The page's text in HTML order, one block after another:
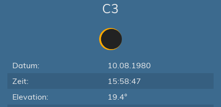
C3
Datum:
10.08.1980
Zeit:
15:58:47
Elevation:
19.4°